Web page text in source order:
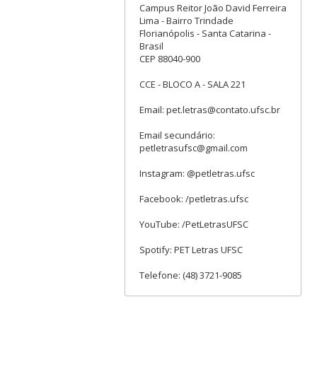
Campus Reitor João David Ferreira
Lima - Bairro Trindade
Florianópolis - Santa Catarina -
Brasil
CEP 88040-900
CCE - BLOCO A - SALA 221
Email: pet.letras@contato.ufsc.br
Email secundário:
petletrasufsc@gmail.com
Instagram: @petletras.ufsc
Facebook: /petletras.ufsc
YouTube: /PetLetrasUFSC
Spotify: PET Letras UFSC
Telefone: (48) 3721-9085